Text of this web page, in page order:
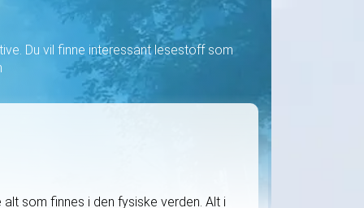
Du vil finne interessant lesestoff som
som finnes i den fysiske verden. Alt i